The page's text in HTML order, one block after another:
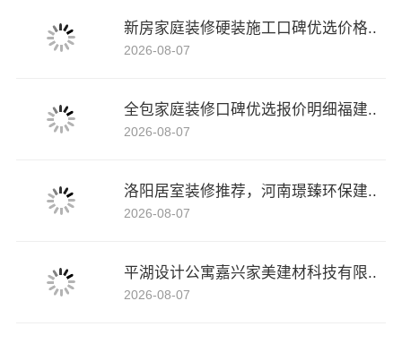
新房家庭装修硬装施工口碑优选价格..
2026-08-07
全包家庭装修口碑优选报价明细福建..
2026-08-07
洛阳居室装修推荐，河南璟臻环保建..
2026-08-07
平湖设计公寓嘉兴家美建材科技有限..
2026-08-07